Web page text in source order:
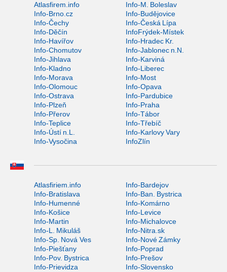
Atlasfirem.info
Info-M. Boleslav
Info-Brno.cz
Info-Budějovice
Info-Čechy
Info-Česká Lípa
Info-Děčín
InfoFrýdek-Místek
Info-Havířov
Info-Hradec Kr.
Info-Chomutov
Info-Jablonec n.N.
Info-Jihlava
Info-Karviná
Info-Kladno
Info-Liberec
Info-Morava
Info-Most
Info-Olomouc
Info-Opava
Info-Ostrava
Info-Pardubice
Info-Plzeň
Info-Praha
Info-Přerov
Info-Tábor
Info-Teplice
Info-Třebíč
Info-Ústí n.L.
Info-Karlovy Vary
Info-Vysočina
InfoZlín
Atlasfiriem.info
Info-Bardejov
Info-Bratislava
Info-Ban. Bystrica
Info-Humenné
Info-Komárno
Info-Košice
Info-Levice
Info-Martin
Info-Michalovce
Info-L. Mikuláš
Info-Nitra.sk
Info-Sp. Nová Ves
Info-Nové Zámky
Info-Piešťany
Info-Poprad
Info-Pov. Bystrica
Info-Prešov
Info-Prievidza
Info-Slovensko